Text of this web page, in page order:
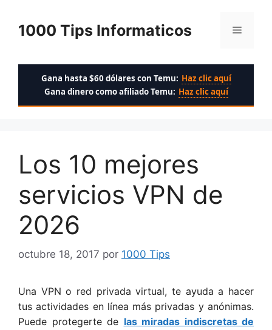
contenido
1000 Tips Informaticos Menú
Gana hasta $60 dólares con Temu: Haz clic aquí
Gana dinero como afiliado Temu: Haz clic aquí
Los 10 mejores
servicios VPN de
2026
octubre 18, 2017 por 1000 Tips
Una VPN o red privada virtual, te ayuda a hacer
tus actividades en línea más privadas y anónimas.
Puede protegerte de las miradas indiscretas de